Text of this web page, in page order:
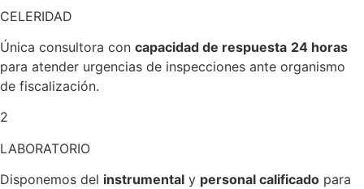
CELERIDAD
Única consultora con capacidad de respuesta 24 horas
para atender urgencias de inspecciones ante organismo
de fiscalización.
2
LABORATORIO
Disponemos del instrumental y personal calificado para